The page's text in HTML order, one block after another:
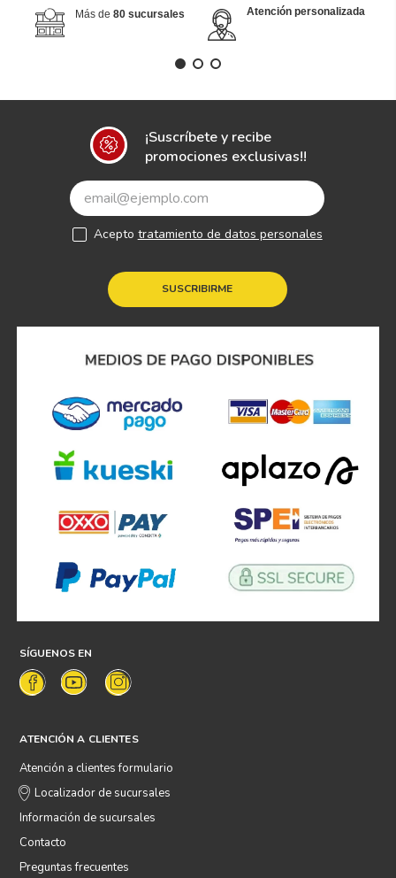
Más de 80 sucursales Atención personalizada
¡Suscríbete y recibe
promociones exclusivas!!
SUSCRIBIRME
Acepto tratamiento de datos personales
SÍGUENOS EN
ATENCIÓN A CLIENTES
Atención a clientes formulario
Localizador de sucursales
Información de sucursales
Contacto
Preguntas frecuentes